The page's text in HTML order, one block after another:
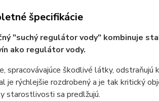
špecifikácie
"suchý regulátor vody" kombinuje
ako regulátor vody.
spracovávajúce škodlivé látky,
je rýchlejšie rozdrobený a je tak kritický
starostlivosti sa predlžujú.